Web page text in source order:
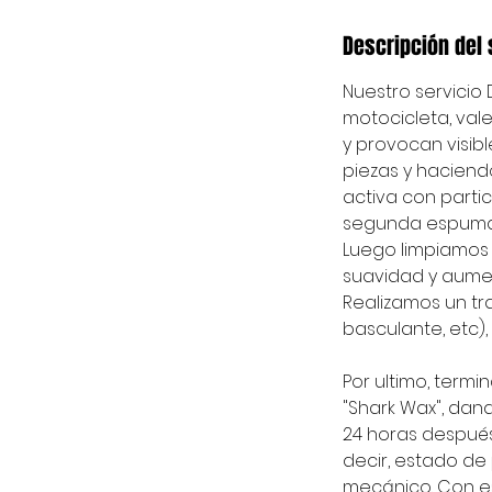
n
Descripción del
Nuestro
motocicleta,
y provocan
piezas y
activa con
segunda
Luego
suavidad y
Realizamos un
basculante,
Por ultimo,
"Shark Wax",
24 horas
decir, estado de